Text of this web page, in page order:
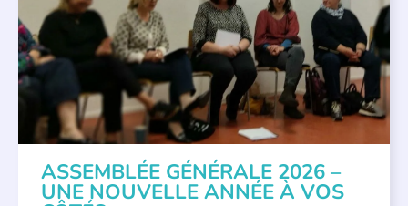
ASSEMBLÉE GÉNÉRALE 2026 –
UNE NOUVELLE ANNÉE À VOS